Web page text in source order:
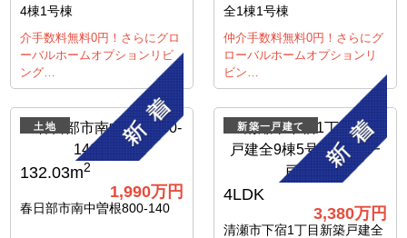
4棟1号棟
介手数料無料0円！さらにグロ
ーバルホームオプションリビ
ング…
全1棟1号棟
仲介手数料無料0円！さらにグ
ローバルホームオプションリ
ビン…
土地
132.03m2
1,990万円
春日部市南中曽根800-140
新築一戸建て
4LDK
3,380万円
清瀬市下宿1丁目新築戸建全